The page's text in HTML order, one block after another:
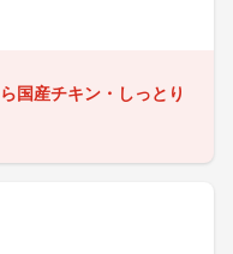
国産チキン・しっとり